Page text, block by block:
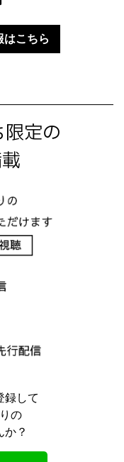
はこちら
定の
録して
の
か？